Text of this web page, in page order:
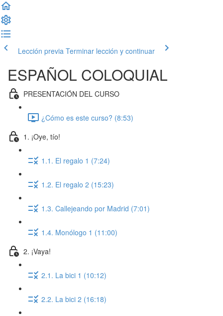
Lección previa Terminar lección y continuar
ESPAÑOL COLOQUIAL
PRESENTACIÓN DEL CURSO
¿Cómo es este curso? (8:53)
1. ¡Oye, tío!
1.1. El regalo 1 (7:24)
1.2. El regalo 2 (15:23)
1.3. Callejeando por Madrid (7:01)
1.4. Monólogo 1 (11:00)
2. ¡Vaya!
2.1. La bici 1 (10:12)
2.2. La bici 2 (16:18)